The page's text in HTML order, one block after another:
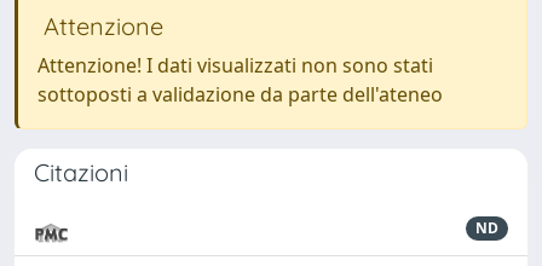
Attenzione
Attenzione! I dati visualizzati non sono stati
sottoposti a validazione da parte dell'ateneo
Citazioni
ND